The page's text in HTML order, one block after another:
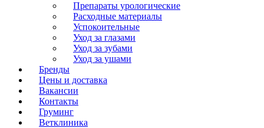
Препараты урологические
Расходные материалы
Успокоительные
Уход за глазами
Уход за зубами
Уход за ушами
Бренды
Цены и доставка
Вакансии
Контакты
Груминг
Ветклиника